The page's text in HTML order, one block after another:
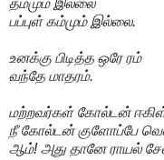
பப்புள் கம்மும் இல்லை.
உனக்கு பிடித்த ஒரே ரம்
வந்தே மாதரம்.
மற்றவர்கள் கோல்டன் ஈகிள்
நீ கோல்டன் குளோப்பே
ஆம்! அது தானே ராயல்